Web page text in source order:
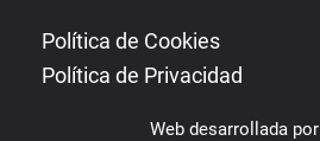
Política de Cookies
Política de Privacidad
Webdesarrollada por